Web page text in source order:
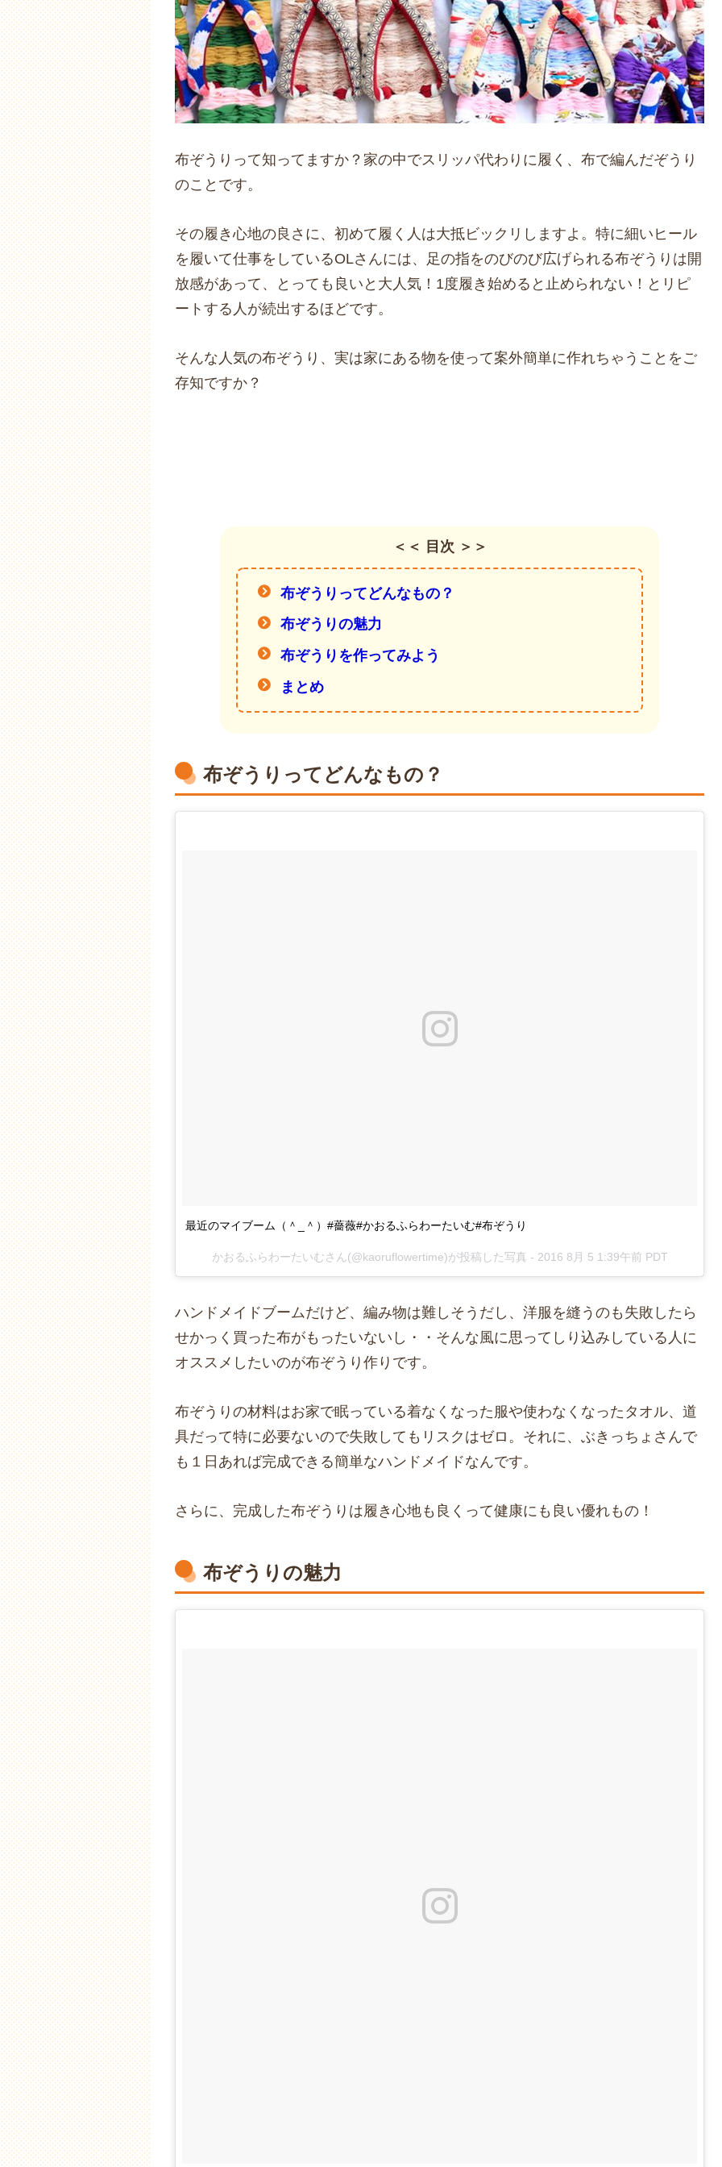
布ぞうりって知ってますか？家の中でスリッパ代わりに履く、布で編んだぞうり
のことです。
その履き心地の良さに、初めて履く人は大抵ビックリしますよ。特に細いヒール
を履いて仕事をしているOLさんには、足の指をのびのび広げられる布ぞうりは開
放感があって、とっても良いと大人気！1度履き始めると止められない！とリピ
ートする人が続出するほどです。
そんな人気の布ぞうり、実は家にある物を使って案外簡単に作れちゃうことをご
存知ですか？
＜＜ 目次 ＞＞
布ぞうりってどんなもの？
布ぞうりの魅力
布ぞうりを作ってみよう
まとめ
布ぞうりってどんなもの？
最近のマイブーム（＾_＾）#薔薇#かおるふらわーたいむ#布ぞうり
かおるふらわーたいむさん(@kaoruflowertime)が投稿した写真 - 2016 8月 5 1:39午前 PDT
ハンドメイドブームだけど、編み物は難しそうだし、洋服を縫うのも失敗したら
せかっく買った布がもったいないし・・そんな風に思ってしり込みしている人に
オススメしたいのが布ぞうり作りです。
布ぞうりの材料はお家で眠っている着なくなった服や使わなくなったタオル、道
具だって特に必要ないので失敗してもリスクはゼロ。それに、ぶきっちょさんで
も１日あれば完成できる簡単なハンドメイドなんです。
さらに、完成した布ぞうりは履き心地も良くって健康にも良い優れもの！
布ぞうりの魅力